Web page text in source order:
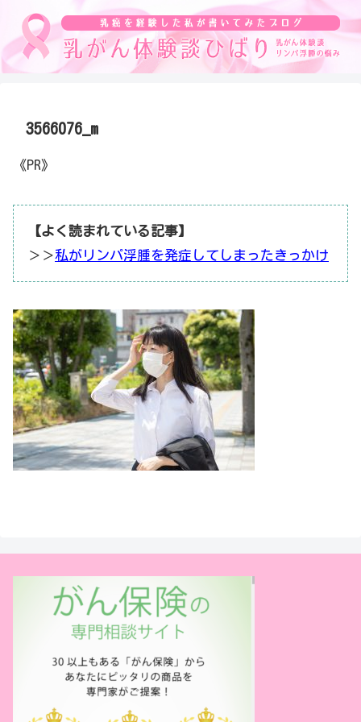
3566076_m
《PR》
【よく読まれている記事】
＞＞私がリンパ浮腫を発症してしまったきっかけ